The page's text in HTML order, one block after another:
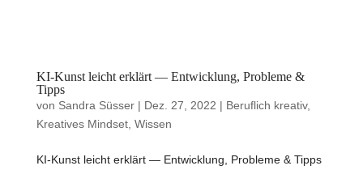
KI-Kunst leicht erklärt — Entwicklung, Probleme &
Tipps
von Sandra Süsser| Dez. 27, 2022 | Beruflich kreativ,
Kreatives Mindset, Wissen
KI-Kunst leicht erklärt — Entwicklung, Probleme & Tipps